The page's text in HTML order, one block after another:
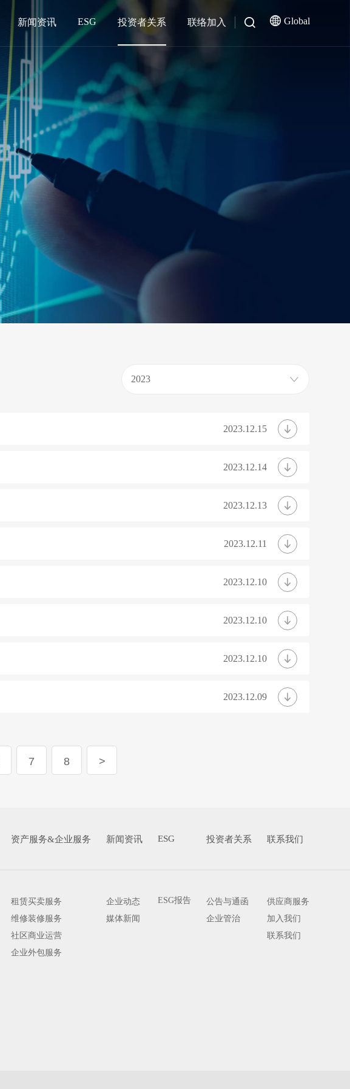
新闻资讯 ESG 投资者关系 联络加入 Global
2023
2023.12.15
2023.12.14
2023.12.13
2023.12.11
2023.12.10
2023.12.10
2023.12.10
2023.12.09
7 8
资产服务&企业服务
租赁买卖服务
维修装修服务
社区商业运营
企业外包服务
新闻资讯
企业动态
媒体新闻
ESG
ESG报告
投资者关系
公告与通函
企业管治
联系我们
供应商服务
加入我们
联系我们